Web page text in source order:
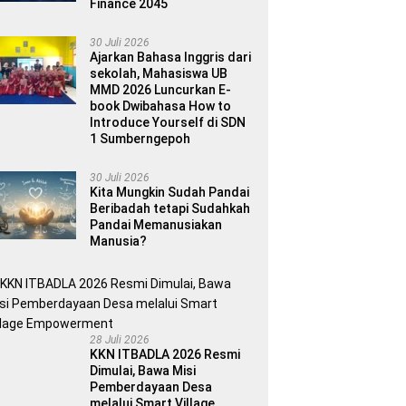
Finance 2045
30 Juli 2026
Ajarkan Bahasa Inggris dari
sekolah, Mahasiswa UB
MMD 2026 Luncurkan E-
book Dwibahasa How to
Introduce Yourself di SDN
1 Sumberngepoh
30 Juli 2026
Kita Mungkin Sudah Pandai
Beribadah tetapi Sudahkah
Pandai Memanusiakan
Manusia?
28 Juli 2026
KKN ITBADLA 2026 Resmi
Dimulai, Bawa Misi
Pemberdayaan Desa